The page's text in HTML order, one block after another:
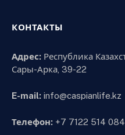
КОНТАКТЫ
Адрес: Республика
Сары-Арка, 39-22
E-mail: info@caspianlife.kz
Телефон: +7 7122 514 084